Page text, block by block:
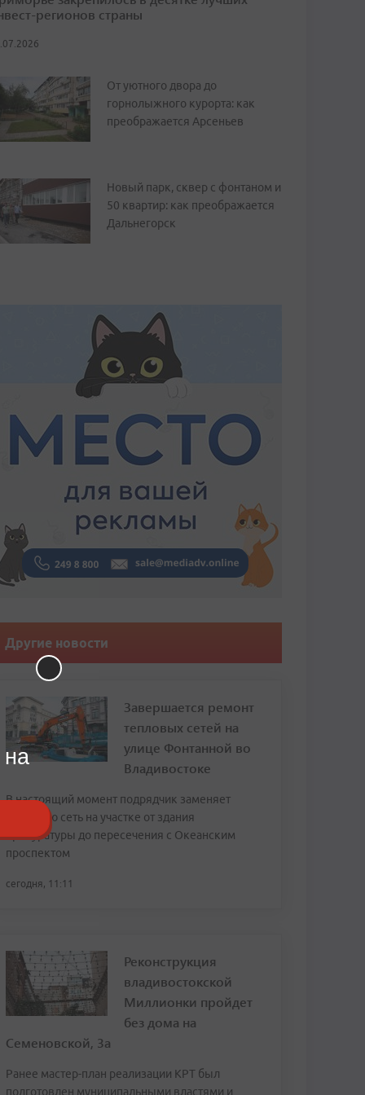
регионов страны
От уютного двора до
горнолыжного курорта: как
преображается Арсеньев
Новый парк, сквер с фонтаном и
50 квартир: как преображается
Дальнегорск
Другие новости
Завершается ремонт
тепловых сетей на
улице Фонтанной во
Владивостоке
В настоящий момент подрядчик заменяет
тепловую сеть на участке от здания
прокуратуры до пересечения с Океанским
проспектом
сегодня, 11:11
Реконструкция
владивостокской
Миллионки пройдет
без дома на
Семеновской, 3а
Ранее мастер-план реализации КРТ был
подготовлен муниципальными властями и